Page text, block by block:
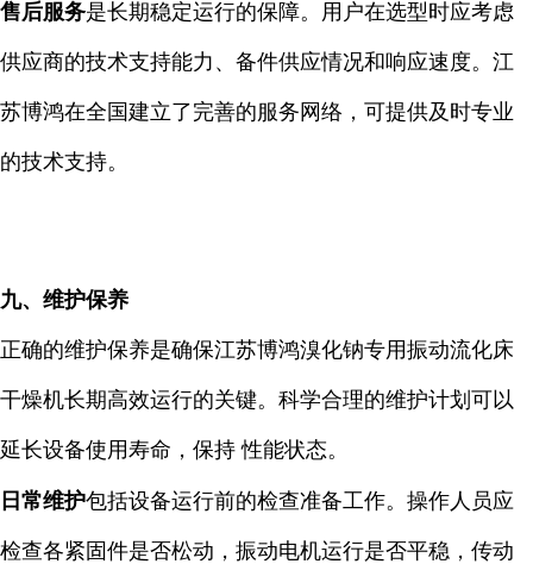
售后服务是长期稳定运行的保障。用户在选型时应考虑
供应商的技术支持能力、备件供应情况和响应速度。江
苏博鸿在全国建立了完善的服务网络，可提供及时专业
的技术支持。
九、维护保养
正确的维护保养是确保江苏博鸿溴化钠专用振动流化床
干燥机长期高效运行的关键。科学合理的维护计划可以
延长设备使用寿命，保持 性能状态。
日常维护包括设备运行前的检查准备工作。操作人员应
检查各紧固件是否松动，振动电机运行是否平稳，传动